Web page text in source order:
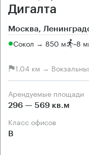
Дигалта
Москва,
Сокол → 850 м ~8
1.04 км →
Арендуемые площади
296 — 569 кв.м
Класс офисов
B